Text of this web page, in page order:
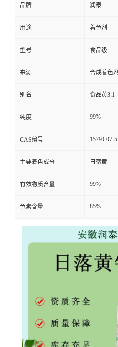
品牌 润泰
用途 着色剂
型号 食品级
来源 合成着色剂
别名 食品黄3:1
纯度 99%
CAS编号 15790-07-5
主要着色成分 日落黄
有效物质含量 99%
色素含量 85%